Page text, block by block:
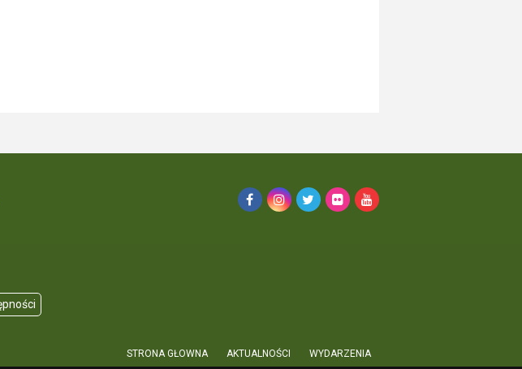
STRONA GŁOWNA AKTUALNOŚCI WYDARZENIA